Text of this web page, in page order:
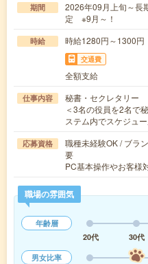
期間
2026年09月上旬～
定 ※9月～！
時給 時給1280円～1300
交通費
全額支給
仕事内容
秘書・セクレタリー
＜3名の役員を2名で
ステム内でスケジュ
応募資格
職種未経験OK / ブラ
要
PC基本操作やお客様
職場の雰囲気
年齢層
20代
30代
男女比率